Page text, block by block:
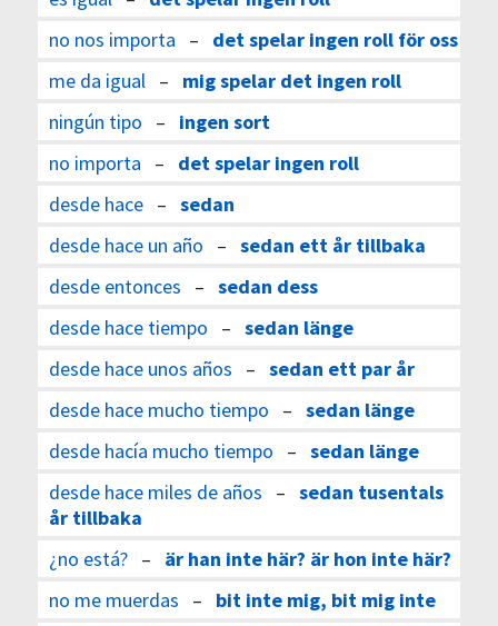
no nos importa – det spelar ingen roll för oss
me da igual – mig spelar det ingen roll
ningún tipo – ingen sort
no importa – det spelar ingen roll
desde hace– sedan
desde hace un año – sedan ett år tillbaka
desde entonces – sedan dess
desde hace tiempo – sedan länge
desde hace unos años – sedan ett par år
desde hace mucho tiempo – sedan länge
desde hacía mucho tiempo – sedan länge
desde hace miles de años – sedan tusentals
år tillbaka
¿no está?– är han inte här? är hon inte här?
no me muerdas – bit inte mig, bit mig inte